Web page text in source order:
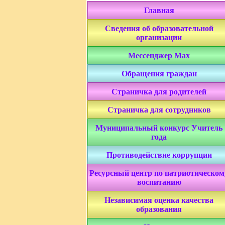
Главная
Сведения об образовательной
организации
Мессенджер Мах
Обращения граждан
Страничка для родителей
Страничка для сотрудников
Муниципальный конкурс Учитель
года
Противодействие коррупции
Ресурсный центр по
воспитанию
Независимая оценка качества
образования